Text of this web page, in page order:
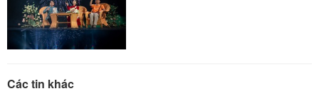
Các tin khác